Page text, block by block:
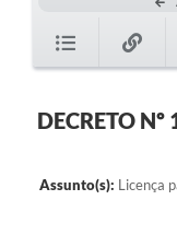
DECRETO
Assunto(s): Licença